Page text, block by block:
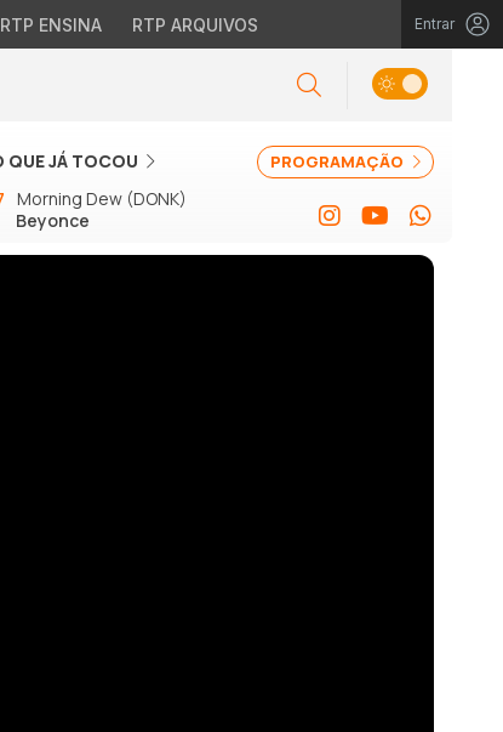
RTP ENSINA RTP ARQUIVOS Entrar
PROGRAMAÇÃO
QUE JÁ TOCOU
Morning Dew (DONK)
Beyonce